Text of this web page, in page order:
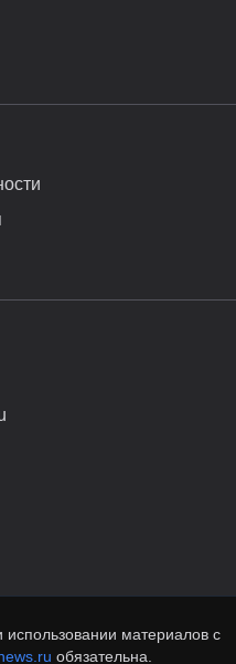
материалов с
обязательна.